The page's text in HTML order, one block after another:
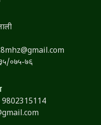
०७५-७६
9802315114